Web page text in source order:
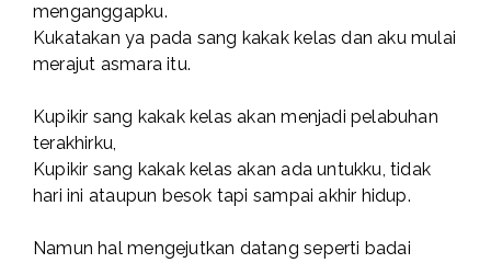
menganggapku.
Kukatakan ya pada sang kakak kelas dan aku mulai
merajut asmara itu.
Kupikir sang kakak kelas akan menjadi pelabuhan
terakhirku,
Kupikir sang kakak kelas akan ada untukku, tidak
hari ini ataupun besok tapi sampai akhir hidup.
Namun hal mengejutkan datang seperti badai